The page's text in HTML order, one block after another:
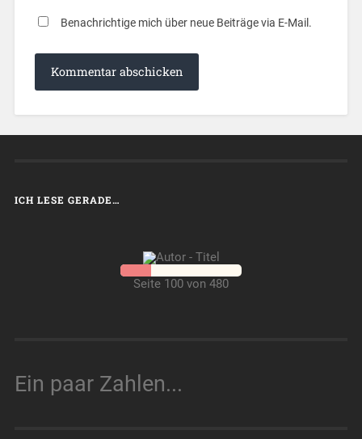
Benachrichtige mich über neue Beiträge via E-Mail.
ICH LESE GERADE…
Seite 100 von 480
Ein paar Zahlen...